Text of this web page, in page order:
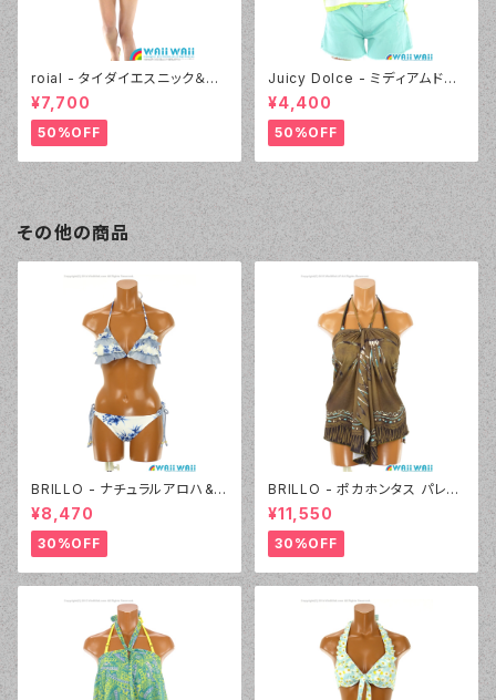
roial - タイダイエスニック＆デ
ニムプリント（24405 - 80:パー
プル）
¥7,700
50%OFF
Juicy Dolce - ミディアムドッ
ト（3405 - 60:グリーン）
¥4,400
50%OFF
その他の商品
BRILLO - ナチュラルアロハ&D
ENIM フリル三角ビキニ（4306
- 01:ホワイト）
¥8,470
30%OFF
BRILLO - ポカホンタス パレオ
¥11,550
30%OFF